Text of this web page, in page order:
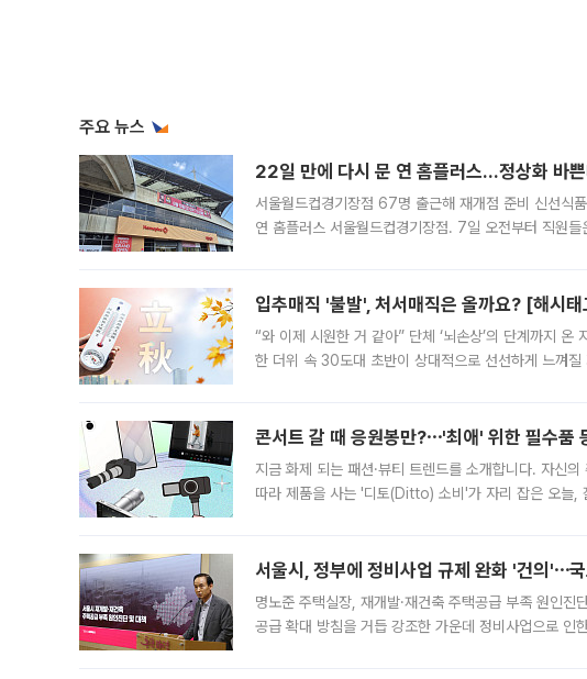
주요 뉴스
22일 만에 다시 문 연 홈플러스…정상화 바쁜
서울월드컵경기장점 67명 출근해 재개점 준비 신선
연 홈플러스 서울월드컵경기장점. 7일 오전부터 직원
입추매직 '불발', 처서매직은 올까요? [해시
“와 이제 시원한 거 같아” 단체 ‘뇌손상’의 단계까지
한 더위 속 30도대 초반이 상대적으로 선선하게 느껴
콘서트 갈 때 응원봉만?⋯'최애' 위한 필수품
지금 화제 되는 패션·뷰티 트렌드를 소개합니다. 자신
따라 제품을 사는 '디토(Ditto) 소비'가 자리 잡은 오늘,
서울시, 정부에 정비사업 규제 완화 '건의'⋯
명노준 주택실장, 재개발·재건축 주택공급 부족 원인
공급 확대 방침을 거듭 강조한 가운데 정비사업으로 인